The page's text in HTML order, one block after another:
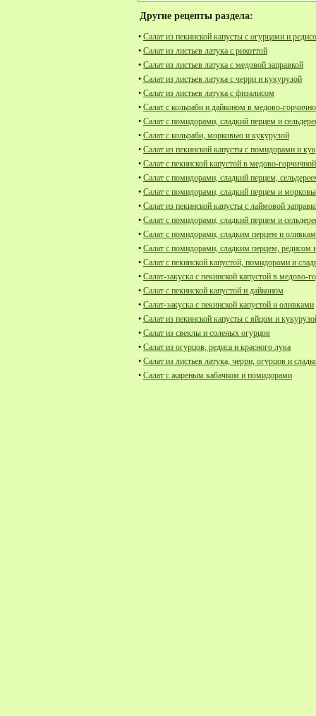
Другие рецепты раздела:
• Салат из пекинской капусты с огурцами и
• Салат из листьев латука с рикоттой
• Салат из листьев латука с медовой заправкой
• Салат из листьев латука с черри и кукурузой
• Салат из листьев латука с физалисом
• Салат с кольраби и дайконом в медово-
• Салат с помидорами, сладкий перцем и
• Салат с кольраби, морковью и кукурузой
• Салат из пекинской капусты с помидорами и
• Салат с пекинской капустой в медово-
• Салат с помидорами, сладкий перцем,
• Салат с помидорами, сладкий перцем и
• Салат из пекинской капусты с лаймовой
• Салат с помидорами, сладкий перцем и
• Салат с помидорами, сладким перцем и
• Салат с помидорами, сладким перцем, редисом
• Салат с пекинской капустой, помидорами и
• Салат-закуска с пекинской капустой в медово-
• Салат с пекинской капустой и дайконом
• Салат-закуска с пекинской капустой и оливками
• Салат из пекинской капусты с яйцом и
• Салат из свеклы и соленых огурцов
• Салат из огурцов, редиса и красного лука
• Салат из листьев латука, черри, огурцов и
• Салат с жареным кабачком и помидорами